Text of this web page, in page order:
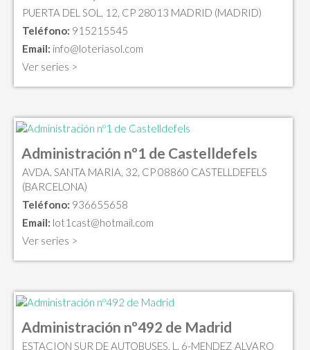
PUERTA DEL SOL, 12, CP 28013 MADRID (MADRID)
Teléfono: 915215545
Email: info@loteriasol.com
Ver series >
Administración nº1 de Castelldefels
AVDA. SANTA MARIA, 32, CP 08860 CASTELLDEFELS
(BARCELONA)
Teléfono: 936655658
Email: lot1cast@hotmail.com
Ver series >
Administración nº492 de Madrid
ESTACION SUR DE AUTOBUSES, L. 6-MENDEZ ALVARO